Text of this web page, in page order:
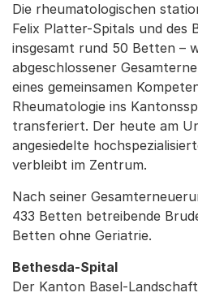
Die rheumatologischen
Felix Platter-Spitals und des
insgesamt rund 50 Betten –
abgeschlossener
eines gemeinsamen
Rheumatologie ins
transferiert. Der heute am
angesiedelte
verbleibt im Zentrum.
Nach seiner
433 Betten betreibende
Betten ohne Geriatrie.
Bethesda-Spital
Der Kanton Basel-